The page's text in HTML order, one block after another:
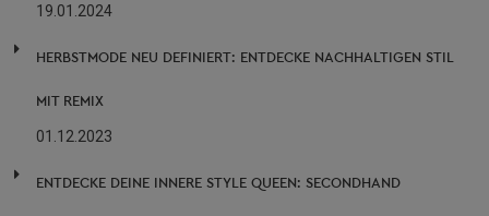
19.01.2024
HERBSTMODE NEU DEFINIERT: ENTDECKE NACHHALTIGEN STIL
MIT REMIX
01.12.2023
ENTDECKE DEINE INNERE STYLE QUEEN: SECONDHAND